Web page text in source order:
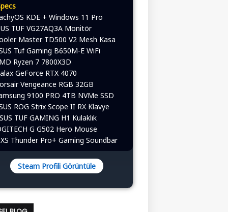
KDE + Windows 11 Pro
TUF VG27AQ3A Monitör
Master TD500 V2 Mesh Kasa
Tuf Gaming B650M-E WiFi
Ryzen 7 7800X3D
GeForce RTX 4070
Vengeance RGB 32GB
9100 PRO 4TB NVMe SSD
ROG Strix Scope II RX Klavye
TUF GAMING H1 Kulaklık
G G502 Hero Mouse
Thunder Pro+ Gaming Soundbar
Steam Profili Görüntüle